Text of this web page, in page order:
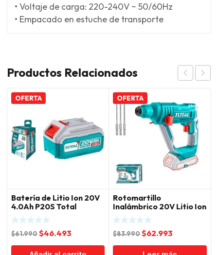
• Voltaje de carga: 220-240V ~ 50/60Hz
• Empacado en estuche de transporte
Productos Relacionados
OFERTA
Batería de Litio Ion 20V
4.0Ah P20S Total
$61.990El
precio
$46.493
precio
OFERTA
Rotomartillo
Inalámbrico 20V Litio Ion
Total
$83.990El
precio
$62.993
precio